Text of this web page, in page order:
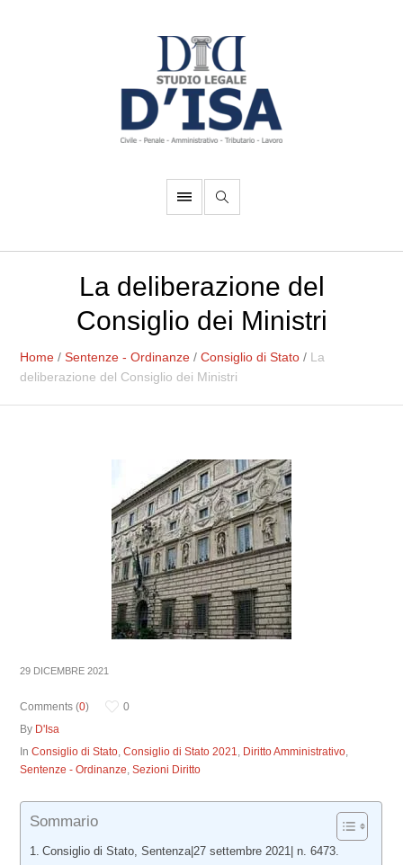
La deliberazione del
Consiglio dei Ministri
Home /Sentenze - Ordinanze /Consiglio di Stato / La
deliberazione del Consiglio dei Ministri
29 DICEMBRE 2021
Comments (0)
0
By D'Isa
InConsiglio di Stato,Consiglio di Stato 2021, Diritto Amministrativo,
Sentenze - Ordinanze,Sezioni Diritto
Sommario
Consiglio di Stato, Sentenza|27 settembre 2021| n. 6473.